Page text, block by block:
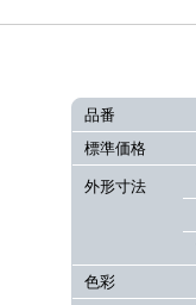
品番
標準価格
外形寸法
色彩